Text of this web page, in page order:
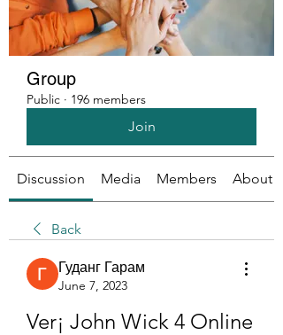
Group
Public · 196 members
Join
Discussion Media Members About
Back
Гуданг Гарам
June 7, 2023
Ver¡ John Wick 4 Online